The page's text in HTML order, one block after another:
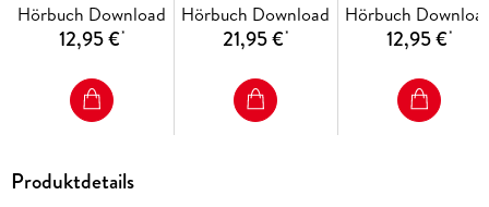
Hörbuch Download
12,95 €*
Hörbuch Download
21,95 €*
Hörbuch
12,95 €*
Produktdetails